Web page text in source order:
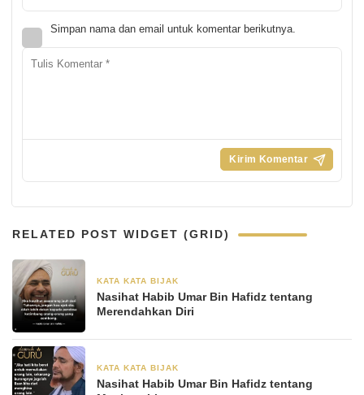
Simpan nama dan email untuk komentar berikutnya.
RELATED POST WIDGET (GRID)
KATA KATA BIJAK
Nasihat Habib Umar Bin Hafidz tentang
Merendahkan Diri
KATA KATA BIJAK
Nasihat Habib Umar Bin Hafidz tentang